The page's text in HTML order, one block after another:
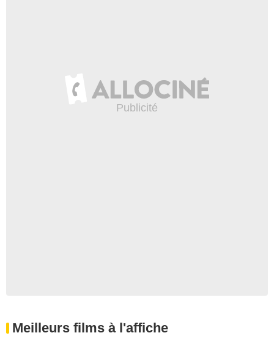
Meilleurs films à l'affiche